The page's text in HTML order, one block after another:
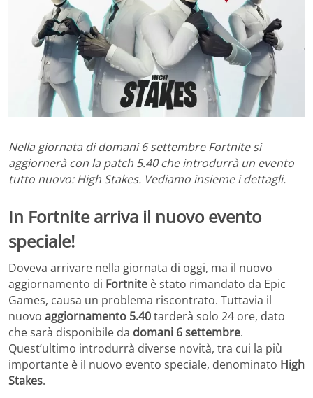
Nella giornata di domani 6 settembre Fortnite si
aggiornerà con la patch 5.40 che introdurrà un evento
tutto nuovo: High Stakes. Vediamo insieme i dettagli.
In Fortnite arriva il nuovo evento
speciale!
Doveva arrivare nella giornata di oggi, ma il nuovo
aggiornamento di Fortnite è stato rimandato da Epic
Games, causa un problema riscontrato. Tuttavia il
nuovo aggiornamento 5.40tarderà solo 24 ore, dato
che sarà disponibile da domani 6 settembre.
Quest’ultimo introdurrà diverse novità, tra cui la più
importante è il nuovo evento speciale, denominato High
Stakes.